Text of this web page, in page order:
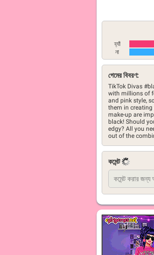
হ্যাঁ
না
গেমের বিবরণ:
TikTok Divas
with millions of
and pink style,
them in
make-up are
black! Should
edgy? All you
out of the
কমেন্ট